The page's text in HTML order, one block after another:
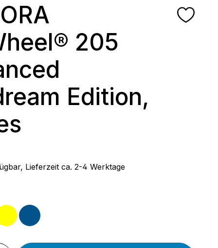
205
Edition,
Lieferzeit ca. 2-4 Werktage
gelbblau